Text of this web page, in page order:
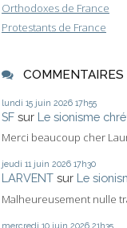
Orthodoxes de France
Protestants de France
lundi 15 juin 2026 17h55
SF sur Le sionisme
Merci beaucoup cher
jeudi 11 juin 2026 17h30
LARVENT sur Le
Malheureusement nulle
mercredi 10 juin 2026 21h35